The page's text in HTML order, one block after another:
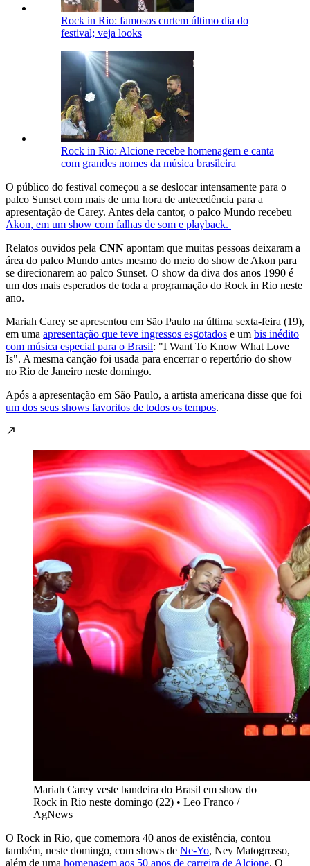
Rock in Rio: famosos curtem último dia do
festival; veja looks
Rock in Rio: Alcione recebe homenagem e canta
com grandes nomes da música brasileira
O público do festival começou a se deslocar intensamente para o
palco Sunset com mais de uma hora de antecedência para a
apresentação de Carey. Antes dela cantor, o palco Mundo recebeu
Akon, em um show com falhas de som e playback.
Relatos ouvidos pela CNN apontam que muitas pessoas deixaram a
área do palco Mundo antes mesmo do meio do show de Akon para
se direcionarem ao palco Sunset. O show da diva dos anos 1990 é
um dos mais esperados de toda a programação do Rock in Rio neste
ano.
Mariah Carey se apresentou em São Paulo na última sexta-feira (19),
em uma apresentação que teve ingressos esgotados e um bis inédito
com música especial para o Brasil: "I Want To Know What Love
Is". A mesma canção foi usada para encerrar o repertório do show
no Rio de Janeiro neste domingo.
Após a apresentação em São Paulo, a artista americana disse que foi
um dos seus shows favoritos de todos os tempos.
Mariah Carey veste bandeira do Brasil em show do
Rock in Rio neste domingo (22) • Leo Franco /
AgNews
O Rock in Rio, que comemora 40 anos de existência, contou
também, neste domingo, com shows de Ne-Yo, Ney Matogrosso,
além de uma homenagem aos 50 anos de carreira de Alcione. O